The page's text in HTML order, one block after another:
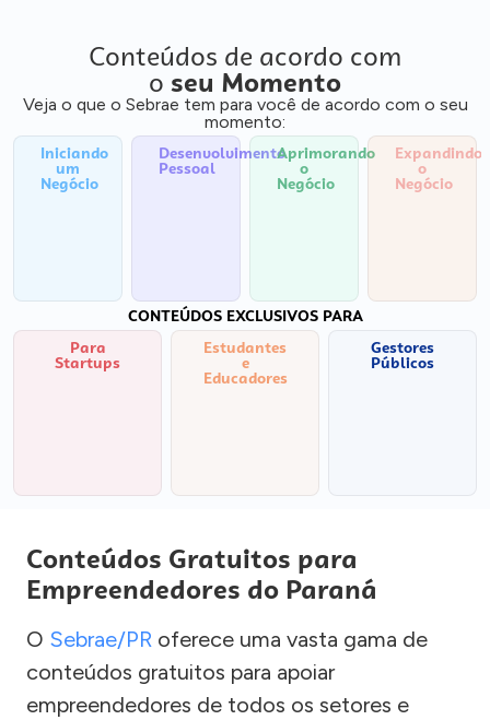
Conteúdos de acordo com
o seu Momento
Veja o que o Sebrae tem para você de acordo com o seu
momento:
Iniciando
um
Negócio
Desenvolvimento
Pessoal
Aprimorando
o
Negócio
Expandindo
o
Negócio
CONTEÚDOS EXCLUSIVOS PARA
Para
Startups
Estudantes
e
Educadores
Gestores
Públicos
Conteúdos Gratuitos para
Empreendedores do Paraná
O Sebrae/PR oferece uma vasta gama de
conteúdos gratuitos para apoiar
empreendedores de todos os setores e